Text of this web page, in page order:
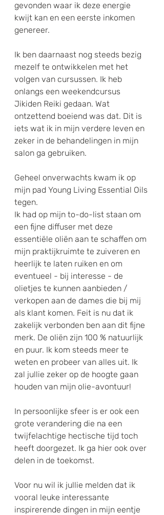
gevonden waar ik deze energie
kwijt kan en een eerste inkomen
genereer.
Ik ben daarnaast nog steeds bezig
mezelf te ontwikkelen met het
volgen van cursussen. Ik heb
onlangs een weekendcursus
Jikiden Reiki gedaan. Wat
ontzettend boeiend was dat. Dit is
iets wat ik in mijn verdere leven en
zeker in de behandelingen in mijn
salon ga gebruiken.
Geheel onverwachts kwam ik op
mijn pad Young Living Essential Oils
tegen.
Ik had op mijn to-do-list staan om
een fijne diffuser met deze
essentiële oliën aan te schaffen om
mijn praktijkruimte te zuiveren en
heerlijk te laten ruiken en om
eventueel - bij interesse - de
olietjes te kunnen aanbieden /
verkopen aan de dames die bij mij
als klant komen. Feit is nu dat ik
zakelijk verbonden ben aan dit fijne
merk. De oliën zijn 100 % natuurlijk
en puur. Ik kom steeds meer te
weten en probeer van alles uit. Ik
zal jullie zeker op de hoogte gaan
houden van mijn olie-avontuur!
In persoonlijke sfeer is er ook een
grote verandering die na een
twijfelachtige hectische tijd toch
heeft doorgezet. Ik ga hier ook over
delen in de toekomst.
Voor nu wil ik jullie melden dat ik
vooral leuke interessante
inspirerende dingen in mijn eentje